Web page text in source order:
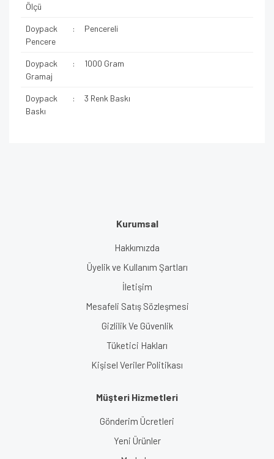
Ölçü
Doypack
Pencere
: Pencereli
Doypack
Gramaj
: 1000 Gram
Doypack
Baskı
: 3 Renk Baskı
Kurumsal
Hakkımızda
Üyelik ve Kullanım Şartları
İletişim
Mesafeli Satış Sözleşmesi
Gizlilik Ve Güvenlik
Tüketici Hakları
Kişisel Veriler Politikası
Müşteri Hizmetleri
Gönderim Ücretleri
Yeni Ürünler